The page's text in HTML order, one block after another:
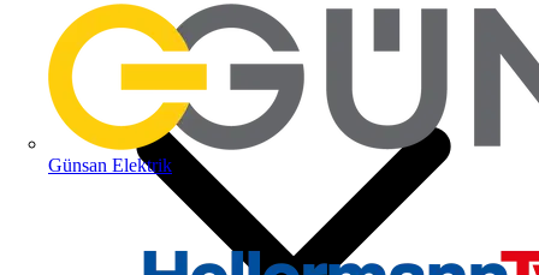
Günsan Elektrik